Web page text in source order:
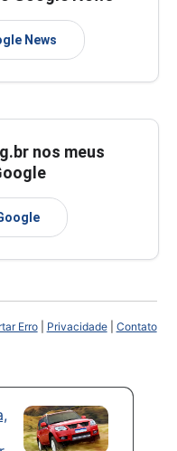
News
nos meus
Erro| Privacidade| Contato